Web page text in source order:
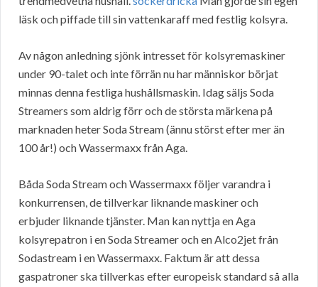
läsk och piffade till sin vattenkaraff med festlig kolsyra.
Av någon anledning sjönk intresset för kolsyremaskiner
under 90-talet och inte förrän nu har människor börjat
minnas denna festliga hushållsmaskin. Idag säljs Soda
Streamers som aldrig förr och de största märkena på
marknaden heter Soda Stream (ännu störst efter mer än
100 år!) och Wassermaxx från Aga.
Båda Soda Stream och Wassermaxx följer varandra i
konkurrensen, de tillverkar liknande maskiner och
erbjuder liknande tjänster. Man kan nyttja en Aga
kolsyrepatron i en Soda Streamer och en Alco2jet från
Sodastream i en Wassermaxx. Faktum är att dessa
gaspatroner ska tillverkas efter europeisk standard så alla